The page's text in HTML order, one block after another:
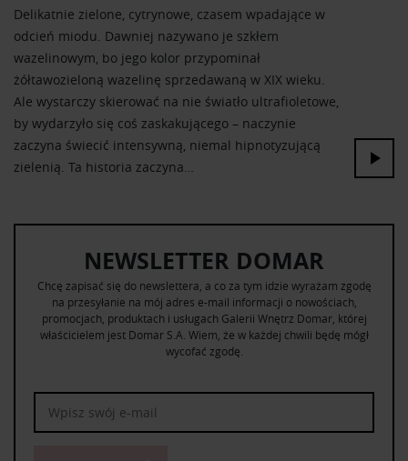
Delikatnie zielone, cytrynowe, czasem wpadające w
odcień miodu. Dawniej nazywano je szkłem
wazelinowym, bo jego kolor przypominał
żółtawozieloną wazelinę sprzedawaną w XIX wieku.
Ale wystarczy skierować na nie światło ultrafioletowe,
by wydarzyło się coś zaskakującego – naczynie
zaczyna świecić intensywną, niemal hipnotyzującą
zielenią. Ta historia zaczyna…
NEWSLETTER DOMAR
Chcę zapisać się do newslettera, a co za tym idzie wyrażam zgodę
na przesyłanie na mój adres e-mail informacji o nowościach,
promocjach, produktach i usługach Galerii Wnętrz Domar, której
właścicielem jest Domar S.A. Wiem, że w każdej chwili będę mógł
wycofać zgodę.